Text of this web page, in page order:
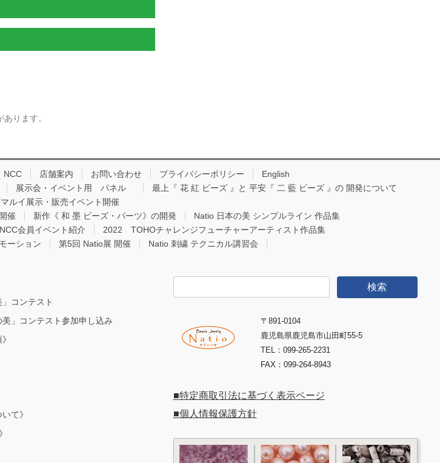
ります。
NCC 店舗案内 お問い合わせ プライバシーポリシー
English
展示会・イベント用 パネル
最上『 花 紅 ビーズ 』と 平安『 二 藍 ビーズ 』の 開発について
ルイ展示・販売イベント開催
催
新作《 和 墨 ビーズ・パーツ》の開発
Natio 日本の美 シンプルライン 作品集
NCC会員イベント紹介
2022 TOHOチャレンジフューチャーアーティスト作品集
ーション 第5回 Natio展 開催 Natio 刺繍 テクニカル講習会
」コンテスト
美」コンテスト参加申し込み
て》
索:
〒891-0104
鹿児島県鹿児島市山田町55-5
TEL：099-265-2231
FAX：099-264-8943
■特定商取引法に基づく表示ページ
■個人情報保護方針